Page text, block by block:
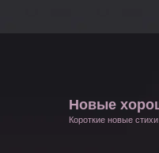
Новые
Короткие новые